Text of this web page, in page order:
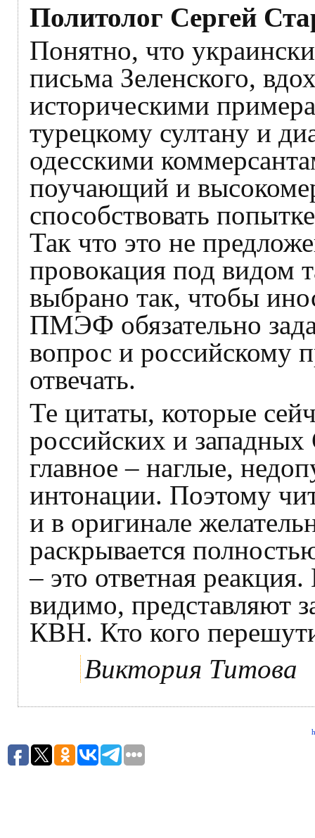
Политолог Сергей
Понятно, что
письма Зеленского,
историческими
турецкому султану и
одесскими
поучающий и
способствовать
Так что это не
провокация под видом
выбрано так, чтобы
ПМЭФ обязательно
вопрос и российскому
отвечать.
Те цитаты, которые
российских и
главное – наглые,
интонации. Поэтому
и в оригинале
раскрывается
– это ответная
видимо, представляют
КВН. Кто кого
Виктория Титова